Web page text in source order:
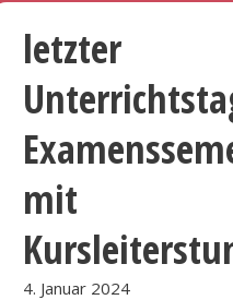
letzter
mit
4. Januar 2024